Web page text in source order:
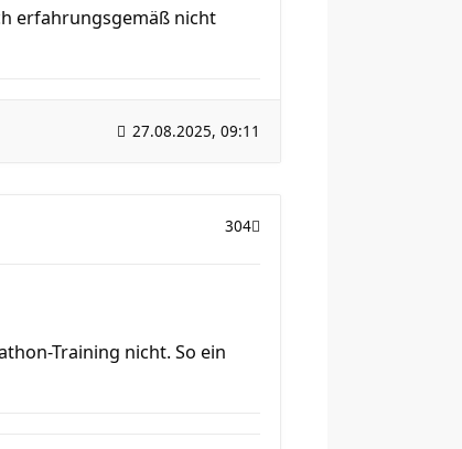
erfahrungsgemäß nicht
27.08.2025, 09:11
304
Training nicht. So ein